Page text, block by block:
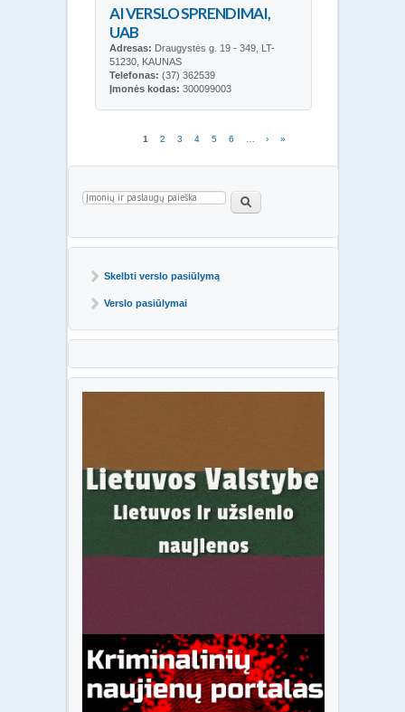
AI VERSLO SPRENDIMAI,
UAB
Adresas: Draugystės g. 19 - 349, LT-
51230, KAUNAS
Telefonas: (37) 362539
Įmonės kodas: 300099003
1 2 3 4 5 6 › »
Paieškos forma Paieška
Skelbti verslo pasiūlymą
Verslo pasiūlymai